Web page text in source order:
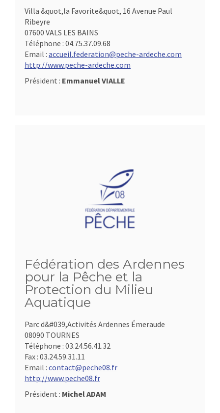
Villa &quot,la Favorite&quot, 16 Avenue Paul
Ribeyre
07600 VALS LES BAINS
Téléphone : 04.75.37.09.68
Email : accueil.federation@peche-ardeche.com
http://www.peche-ardeche.com
Président : Emmanuel VIALLE
Fédération des Ardennes
pour la Pêche et la
Protection du Milieu
Aquatique
Parc d&#039,Activités Ardennes Émeraude
08090 TOURNES
Téléphone : 03.24.56.41.32
Fax : 03.24.59.31.11
Email : contact@peche08.fr
http://www.peche08.fr
Président : Michel ADAM